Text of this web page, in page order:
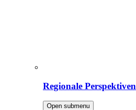
Regionale Perspektiven
Open submenu